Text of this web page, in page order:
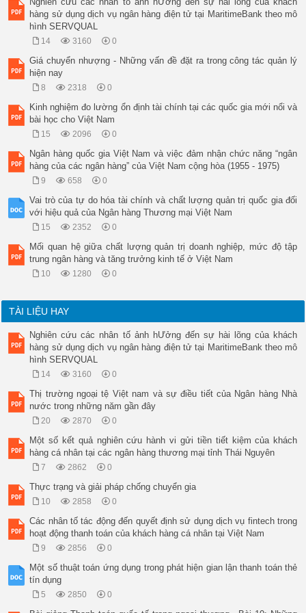
index is positively related, unexpected changes of
have no influence. These findings are a valuable reference
Keywords: Finance; inflation; exchange rate; industrial
S&P500; VN30.
Received: 30/4/2020; Revised: 05/6/2020; Published: 23/6/
Email:
hoanghai@tueba.edu.vn
Hoàng Văn Hải Tạp chí KHOA HỌC & CÔNG NGHỆ ĐHTN 225(07):
Email: jst@tnu.edu.vn 401
1. Giới thiệu
Cùng với sự tăng trưởng cao của nền kinh tế
và sự hội nhập sâu, rộng của đất nước với nền
kinh tế thế giới thì thị trường chứng khoán
Việt Nam đang thu hút được sự quan tâm của
các nhà đầu tư trong và ngoài nước. Các công
cụ tài chính để các nhà đầu tư tìm kiếm lợi
nhuận cũng như phòng ngừa rủi ro theo sự
phát triển của thị trường cũng ngày một
phong phú. Trong đó không thể không kể đến
sự ra đời của các quỹ chỉ số ETF (exchange
trade fund). Trong số các chỉ số được cung
cấp bởi sở giao dịch chứng khoán thành phố
Hồ Chí Minh (HOSE) thì VN30 là một trong
số những chỉ số quan trọng nhất vì nó là tài
sinh chỉ số ở hiện tại cũng như trong tương
lai. Sự biến động của tỷ số này liên quan đến
những rủi ro của các nhân tố kinh tế vĩ mô là
mối quan tâm của nghiên cứu.
Ảnh hưởng rủi ro của các nhân tố kinh tế vĩ mô
lên lợi tức của cổ phiếu/danh mục đầu tư đã
nhận được sự quan tâm của các nhà nghiên cứu
phát triển lý thuyết định giá chênh lệch APT.
Theo đó thì APT cung cấp một khung lý thuyết
giải thích lợi tức kỳ vọng của một tài sản ở điều
ro của tài sản với một tập hợp các nhân tố đại
diện cho các rủi ro của thị trường. Trong bài
báo, tác giả không định rõ đó là nhân tố nào tuy
nhân tố này ở các nghiên cứu có liên quan.
Theo các nghiên cứu [2]-[4] thì biến động của
Nghiên cứu của [2], [4], [5] chỉ ra rằng rủi ro
của tỷ giá hối đoái có ảnh hưởng đến lợi tức của
cổ phiếu. Biến động của tăng trưởng sản xuất
hưởng đến lợi tức của danh mục đầu tư. Lãi suất
ngắn hạn chỉ số Nikkei và MSC được [4] chỉ ra
là có ảnh đến lợi tức của chỉ số VNINDEX. Với
hàng sử dụng dịch vụ ngân hàng điện tử tại MaritimeBank theo mô
hình SERVQUAL
14 3160 0
Giá chuyển nhượng - Những vấn đề đặt ra trong công tác quản lý
hiện nay
8 2318 0
Kinh nghiệm đo lường ổn định tài chính tại các quốc gia mới nổi và
bài học cho Việt Nam
15 2096 0
Ngân hàng quốc gia Việt Nam và việc đảm nhận chức năng “ngân
hàng của các ngân hàng” của Việt Nam cộng hòa (1955 - 1975)
9 658 0
Vai trò của tự do hóa tài chính và chất lượng quản trị quốc gia đối
với hiệu quả của Ngân hàng Thương mại Việt Nam
15 2352 0
Mối quan hệ giữa chất lượng quản trị doanh nghiệp, mức độ tập
trung ngân hàng và tăng trưởng kinh tế ở Việt Nam
10 1280 0
TÀI LIỆU HAY
Nghiên cứu các nhân tố ảnh hƯởng đến sự hài lõng của khách
hàng sử dụng dịch vụ ngân hàng điện tử tại MaritimeBank theo mô
hình SERVQUAL
14 3160 0
Thị trường ngoại tệ Việt nam và sự điều tiết của Ngân hàng Nhà
nước trong những năm gần đây
20 2870 0
Một số kết quả nghiên cứu hành vi gửi tiền tiết kiệm của khách
hàng cá nhân tại các ngân hàng thương mại tỉnh Thái Nguyên
7 2862 0
Thực trạng và giải pháp chống chuyển gia
10 2858 0
Các nhân tố tác động đến quyết định sử dụng dịch vụ fintech trong
hoạt động thanh toán của khách hàng cá nhân tại Việt Nam
9 2856 0
Một số thuật toán ứng dụng trong phát hiện gian lận thanh toán thẻ
tín dụng
5 2850 0